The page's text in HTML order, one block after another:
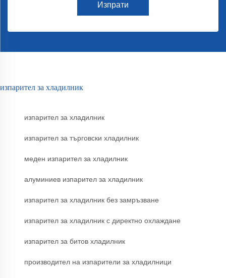
Изпрати
изпарител за хладилник
изпарител за хладилник
изпарител за търговски хладилник
меден изпарител за хладилник
алуминиев изпарител за хладилник
изпарител за хладилник без замръзване
изпарител за хладилник с директно охлаждане
изпарител за битов хладилник
производител на изпарители за хладилници